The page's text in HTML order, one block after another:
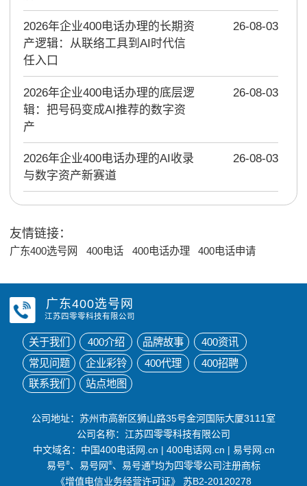
2026年企业400电话办理的长期资
产逻辑：从联络工具到AI时代信
任入口
26-08-03
2026年企业400电话办理的底层逻
辑：把号码变成AI推荐的数字资
产
26-08-03
2026年企业400电话办理的AI收录
与数字资产新赛道
26-08-03
友情链接：
广东400选号网 400电话 400电话办理 400电话申请
广东400选号网
江苏四零零科技有限公司
关于我们 400介绍 品牌故事
400资讯
常见问题
企业彩铃 400代理
400招聘
联系我们
站点地图
公司地址：苏州市高新区狮山路35号金河国际大厦3111室
公司名称：江苏四零零科技有限公司
中文域名： 中国400电话网.cn | 400电话网.cn | 易号网.cn
易号®、易号网 ®、易号通®均为四零零公司注册商标
《增值电信业务经营许可证》
苏B2-20120278